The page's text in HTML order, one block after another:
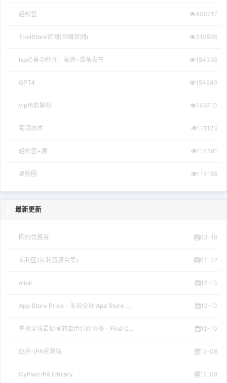
轻松签 405717
TrollStore官网(巨魔官网) 310995
lsp必备の秒开、高清~准备发车 184392
GPT4 154649
vip电影解析 149710
宅哥技术 121123
轻松签+源 114581
果粉圈 114188
最新更新
网购优惠券 03-19
福利区(福利资源合集) 07-22
olioli 12-13
App Store Price - 发现全球 App Store ... 12-10
查找全球最便宜的应用订阅价格 - Find C... 12-10
应用-iPA资源站 12-08
CyPwn IPA Library 12-08